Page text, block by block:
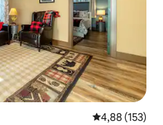
4,88 av 5 i
4,88 (153)